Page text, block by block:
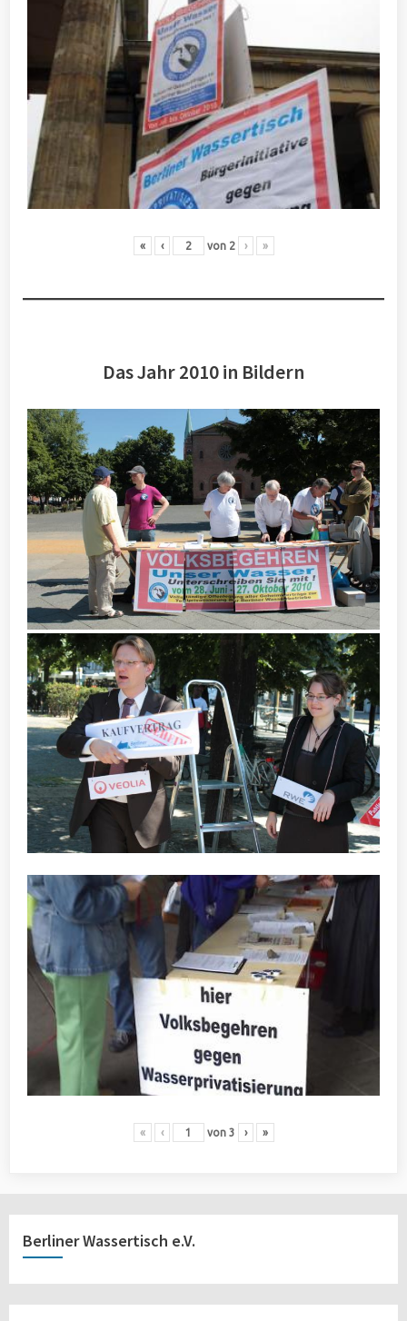
« ‹ von 2 › »
Das Jahr 2010 in Bildern
« ‹ von 3 › »
Berliner Wassertisch e.V.